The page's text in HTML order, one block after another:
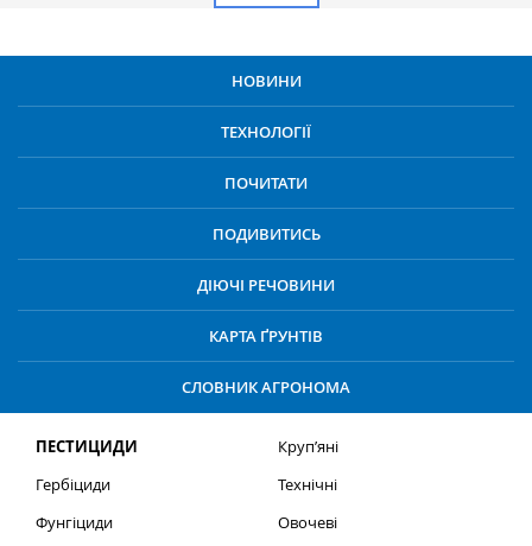
НОВИНИ
ТЕХНОЛОГІЇ
ПОЧИТАТИ
ПОДИВИТИСЬ
ДІЮЧІ РЕЧОВИНИ
КАРТА ҐРУНТІВ
СЛОВНИК АГРОНОМА
ПЕСТИЦИДИ
Гербіциди
Фунгіциди
Круп’яні
Технічні
Овочеві